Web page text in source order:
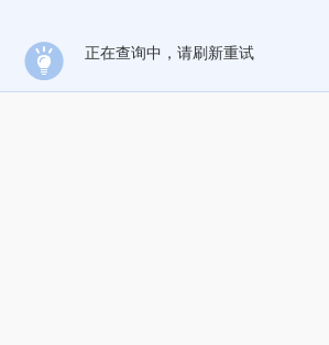
正在查询中，请刷新重试